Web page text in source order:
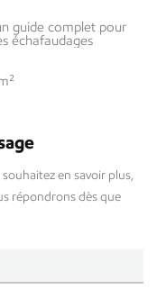
guide complet pour
échafaudages
en savoir plus,
répondrons dès que